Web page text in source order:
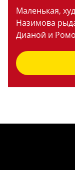
Маленькая,
Назимова
Дианой и